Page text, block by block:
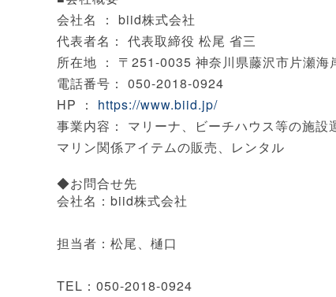
会社名 ： biid株式会社
代表者名： 代表取締役 松尾 省三
所在地 ： 〒251-0035 神奈川県藤沢市片瀬海
電話番号： 050-2018-0924
HP ： https://www.biid.jp/
事業内容： マリーナ、ビーチハウス等の施設
マリン関係アイテムの販売、レンタル
◆お問合せ先
会社名：biid株式会社
担当者：松尾、樋口
TEL：050-2018-0924